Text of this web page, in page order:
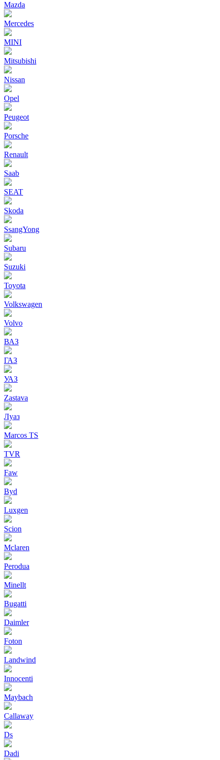
Mazda
Mercedes
MINI
Mitsubishi
Nissan
Opel
Peugeot
Porsche
Renault
Saab
SEAT
Skoda
SsangYong
Subaru
Suzuki
Toyota
Volkswagen
Volvo
ВАЗ
ГАЗ
УАЗ
Zastava
Луаз
Marcos TS
TVR
Faw
Byd
Luxgen
Scion
Mclaren
Perodua
Minellt
Bugatti
Daimler
Foton
Landwind
Innocenti
Maybach
Callaway
Ds
Dadi